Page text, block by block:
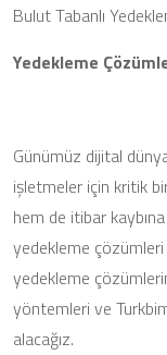
Bulut Tabanlı
Yedekleme
Günümüz dijital
işletmeler için kritik
hem de itibar
yedekleme
yedekleme
yöntemleri ve
alacağız.